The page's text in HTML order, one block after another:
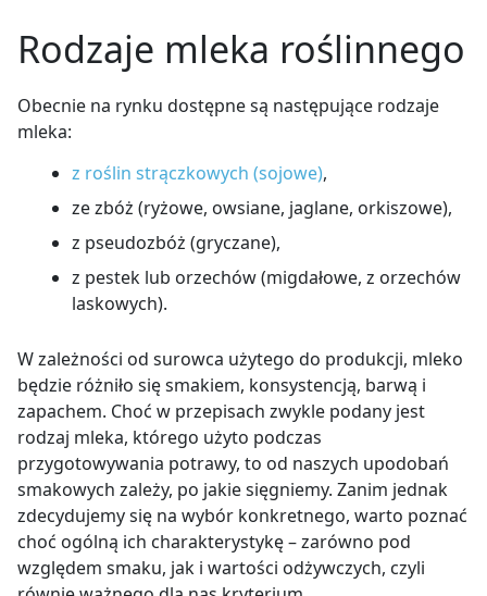
Rodzaje mleka roślinnego
Obecnie na rynku dostępne są następujące rodzaje
mleka:
z roślin strączkowych (sojowe),
ze zbóż (ryżowe, owsiane, jaglane, orkiszowe),
z pseudozbóż (gryczane),
z pestek lub orzechów (migdałowe, z orzechów
laskowych).
W zależności od surowca użytego do produkcji, mleko
będzie różniło się smakiem, konsystencją, barwą i
zapachem. Choć w przepisach zwykle podany jest
rodzaj mleka, którego użyto podczas
przygotowywania potrawy, to od naszych upodobań
smakowych zależy, po jakie sięgniemy. Zanim jednak
zdecydujemy się na wybór konkretnego, warto poznać
choć ogólną ich charakterystykę – zarówno pod
względem smaku, jak i wartości odżywczych, czyli